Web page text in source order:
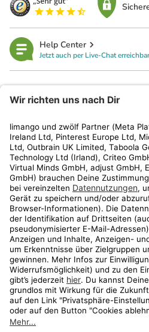
Help Center
Jetzt auch per Live-Chat
Kundenservice
Shop
Aktionen
Travel